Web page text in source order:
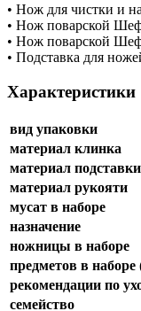
• Нож для чистки и
• Нож поварской
• Нож поварской
• Подставка для
Характеристики
вид упаковки
материал клинка
материал подставки
материал рукояти
мусат в наборе
назначение
ножницы в наборе
предметов в
рекомендации по
семейство